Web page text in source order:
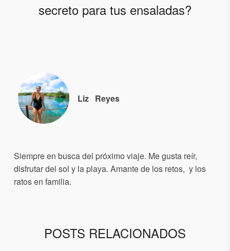
secreto para tus ensaladas?
Liz Reyes
Siempre en busca del próximo viaje. Me gusta reír,
disfrutar del sol y la playa. Amante de los retos, y los
ratos en familia.
POSTS RELACIONADOS